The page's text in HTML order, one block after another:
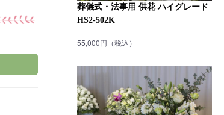
葬儀式・法事用 供花 ハイグレード
HS2-502K
55,000円（税込）